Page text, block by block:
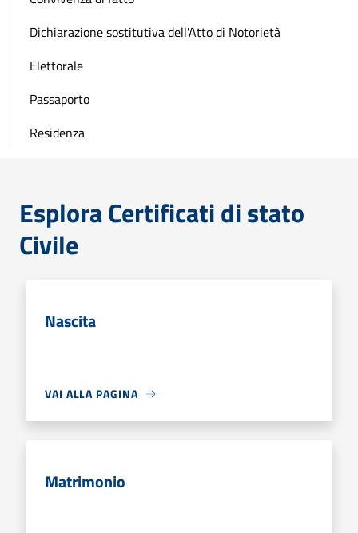
Dichiarazione sostitutiva dell'Atto di Notorietà
Elettorale
Passaporto
Residenza
Esplora Certificati di stato
Civile
Nascita
VAI ALLA PAGINA
Matrimonio